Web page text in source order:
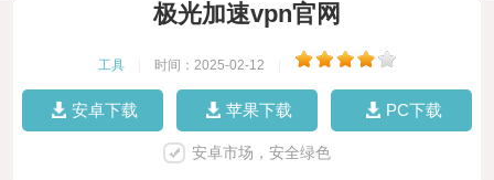
极光加速vpn官网
工具 时间：2025-02-12
安卓下载 苹果下载 PC下载
安卓市场，安全绿色